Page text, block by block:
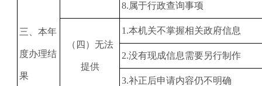
三、本年
度办理结
果
8.属于行政查询事项
（四）无法
提供
1 .本机关不掌握相关政府信息
2.没有现成信息需要另行制作
3.补正后申请内容仍不明确